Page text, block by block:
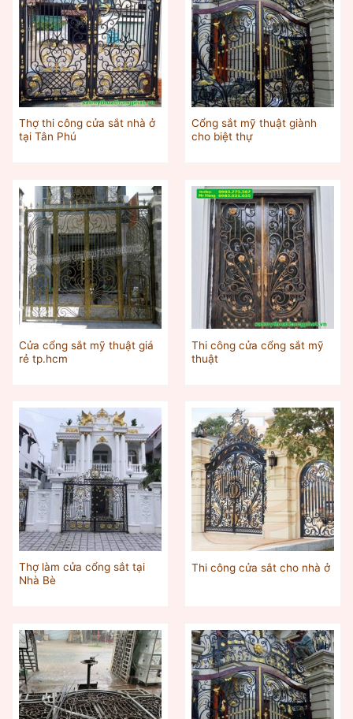
Thợ thi công cửa sắt nhà ở
tại Tân Phú
Cổng sắt mỹ thuật giành
cho biệt thự
Cửa cổng sắt mỹ thuật giá
rẻ tp.hcm
Thi công cửa cổng sắt mỹ
thuật
Thợ làm cửa cổng sắt tại
Nhà Bè
Thi công cửa sắt cho nhà ở